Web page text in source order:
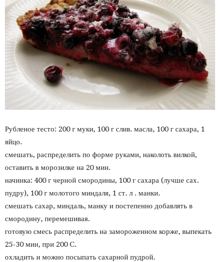
Рубленое тесто: 200 г муки, 100 г слив. масла, 100 г сахара, 1
яйцо.
смешать, распределить по форме руками, наколоть вилкой,
оставить в морозилке на 20 мин.
начинка: 400 г черной смородины, 100 г сахара (лучше сах.
пудру), 100 г молотого миндаля, 1 ст. л . манки.
смешать сахар, миндаль, манку и постепенно добавлять в
смородину, перемешивая.
готовую смесь распределить на замороженном корже, выпекать
25-30 мин, при 200 С.
охладить и можно посыпать сахарной пудрой.